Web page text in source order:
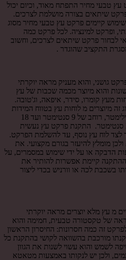
טבעי מחיר התפתח מאוד, וכיום יכול
שיתאים בצורה מושלמת לצרכים.
קיימים פרקט עץ טבעי מחיר מסוג
ופרקט למינציה. לכל פרקט כמה
לבחור פרקט שיתאים לצרכים, וחשוב
התקציב שהוגדר .
גושני, והוא מעניק מראה יוקרתי
והוא מיוצר מכמה שכבות של עץ
מעץ קומרו, סידר, איפאה, וג'טובה.
מיוצרים מ לוחות עץ בטווח המידות
של עובי 10 מילימטר ועד 21 מילימטר, רוחב של 9 סנטימטר ועד 18
סנטימטר ואורך המגיע עד 220 סנטימטר. התקנת פרקט עץ נעשית
לוח עץ נוסף, עד להשלמת הפרקט.
מומלץ להיעזר בגורם מקצועי. את
הדבקה או על ידי שימוש במסמרים, על
קיימת אפשרות להותיר את
בשכבת לכה או וורניש בכדי ליצור
מ עץ מלא יוצרים מראה יוקרתי
של טקסטורה טבעית, חמימה והוא
זה כמה חסרונות: החיסרון הראשון
מורכבת בהשוואה לקושי בהתקנת כל
לשמש והוא עשוי לשנות את הגוון
ולכן יש לנקותו באמצעות מטאטא